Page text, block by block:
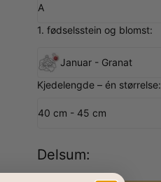
A
1. fødselsstein og blomst:
Januar - Granat
Kjedelengde – én størrelse:
40 cm - 45 cm
Delsum: